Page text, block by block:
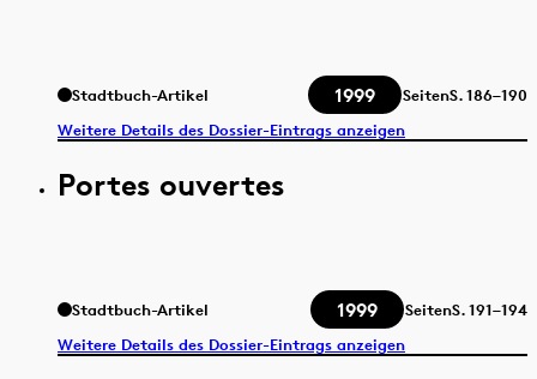
Stadtbuch-Artikel 1999 SeitenS.186–190
Weitere Details des Dossier-Eintrags anzeigen
Portes ouvertes
Stadtbuch-Artikel 1999 SeitenS.191–194
Weitere Details des Dossier-Eintrags anzeigen